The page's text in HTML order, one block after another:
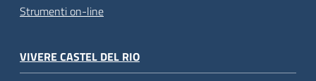
Strumenti on-line
VIVERE CASTEL DEL RIO